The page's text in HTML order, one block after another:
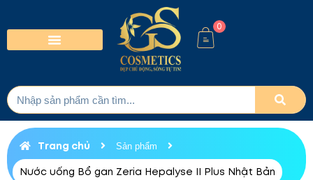
0
Trang chủ Sản phẩm
Nước uống Bổ gan Zeria Hepalyse II Plus Nhật Bản